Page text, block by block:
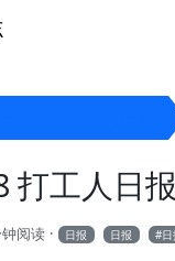
打工人日报
阅读 日报 日报